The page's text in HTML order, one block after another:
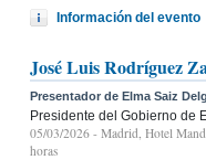
Información del evento
José Luis Rodríguez
Presentador de Elma Saiz
Presidente del Gobierno de
05/03/2026 - Madrid, Hotel
horas